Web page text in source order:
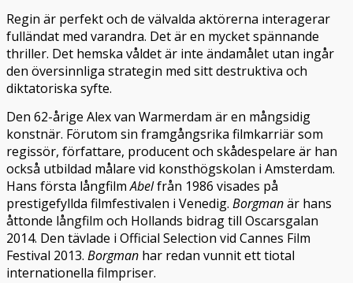
Regin är perfekt och de välvalda aktörerna interagerar
fulländat med varandra. Det är en mycket spännande
thriller. Det hemska våldet är inte ändamålet utan ingår
den översinnliga strategin med sitt destruktiva och
diktatoriska syfte.
Den 62-årige Alex van Warmerdam är en mångsidig
konstnär. Förutom sin framgångsrika filmkarriär som
regissör, författare, producent och skådespelare är han
också utbildad målare vid konsthögskolan i Amsterdam.
Hans första långfilmAbelfrån 1986 visades på
prestigefyllda filmfestivalen i Venedig. Borgmanär hans
åttonde långfilm och Hollands bidrag till Oscarsgalan
2014. Den tävlade i Official Selection vid Cannes Film
Festival 2013. Borgman har redan vunnit ett tiotal
internationella filmpriser.